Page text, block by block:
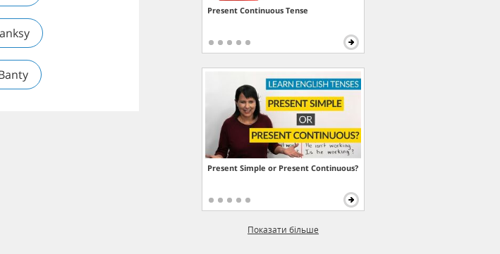
Present Continuous Tense
Present Simple or Present Continuous?
Показати більше